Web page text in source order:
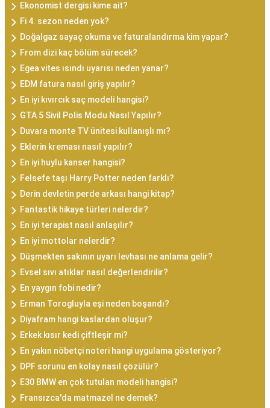
Ekonomist dergisi kime ait?
Fi 4. sezon neden yok?
Doğalgaz sayaç okuma ve faturalandırma kim yapar?
From dizi kaç bölüm sürecek?
Egea vites ısındı uyarısı neden yanar?
EDM fatura nasıl giriş yapılır?
En iyi kıvırcık saç modeli hangisi?
GTA 5 Sivil Polis Modu Nasıl Yapılır?
Duvara monte TV ünitesi kullanışlı mı?
Eklerin kreması nasıl yapılır?
En iyi huylu kanser hangisi?
Felsefe taşı Harry Potter neden farklı?
Derin devletin perde arkası hangi kitap?
Fantastik hikaye türleri nelerdir?
En iyi terapist nasıl anlaşılır?
En iyi mottolar nelerdir?
Düşmekten sakının uyarı levhası ne anlama gelir?
Evsel sıvı atıklar nasıl değerlendirilir?
En yaygın fobi nedir?
Erman Torogluyla eşi neden boşandı?
Diyafram hangi kaslardan oluşur?
Erkek kısır kedi çiftleşir mi?
En yakın nöbetçi noteri hangi uygulama gösteriyor?
DPF sorunu en kolay nasıl çözülür?
E30 BMW en çok tutulan modeli hangisi?
Fransızca'da matmazel ne demek?